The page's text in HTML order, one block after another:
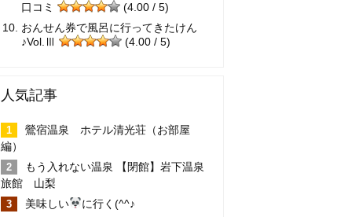
口コミ
(4.00 / 5)
おんせん券で風呂に行ってきたけん
♪Vol.Ⅲ
(4.00 / 5)
人気記事
鶯宿温泉 ホテル清光荘（お部屋
編）
もう入れない温泉 【閉館】岩下温泉
旅館 山梨
美味しい
に行く(^^♪